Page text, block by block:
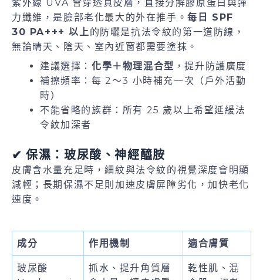
紫外線 UVA 會穿透真皮層，直接分解膠原蛋白與彈
力纖維，是臉部老化最大的外在推手。每日 SPF
30 PA+++ 以上 的防曬是抗法令紋的第一道防線，
無論晴天、陰天、室內近窗都需要塗抹。
建議選擇： 化學＋物理混合型 ，提升防護廣度
補擦頻率：每 2～3 小時補充一次（戶外活動
時）
不能省略的族群：所有 25 歲以上希望延緩法
令紋加深者
✔ 保濕：玻尿酸、神經醯胺
皮膚含水量充足時，細紋與法令紋的視覺深度會明顯
減輕；長期保濕不足則加速皮膚屏障劣化，加快老化
速度。
成分 作用機制 適合膚質
玻尿酸
抓水、提升角質層
乾性肌、混